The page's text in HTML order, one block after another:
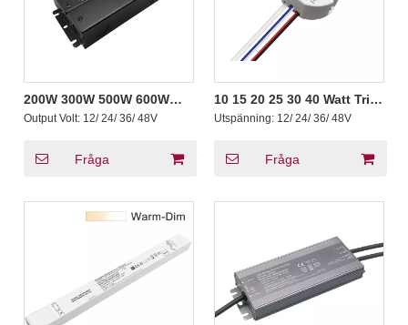
200W 300W 500W 600W
Dim to Warm Triac 0-10V
Tunable White Driver of
Output Volt: 12/ 24/ 36/ 48V
Fråga
10 15 20 25 30 40 Watt Triac
0-10V Dimbar LED Driver
CV Cirkulär plast
Utspänning: 12/ 24/ 36/ 48V
Fråga